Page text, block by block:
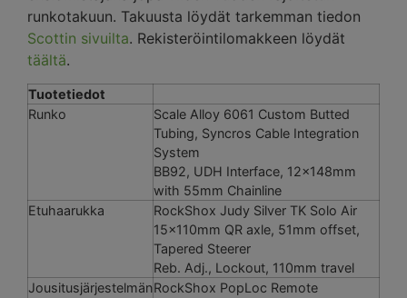
runkotakuun. Takuusta löydät tarkemman tiedon
Scottin sivuilta. Rekisteröintilomakkeen löydät
täältä.
Tuotetiedot
Runko
Scale Alloy 6061 Custom Butted
Tubing, Syncros Cable Integration
System
BB92, UDH Interface, 12x148mm
with 55mm Chainline
Etuhaarukka
RockShox Judy Silver TK Solo Air
15x110mm QR axle, 51mm offset,
Tapered Steerer
Reb. Adj., Lockout, 110mm travel
JousitusjärjestelmänRockShox PopLoc Remote